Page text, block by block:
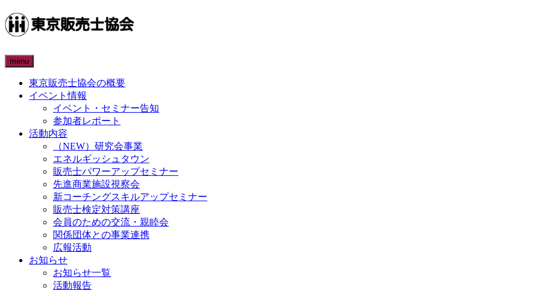
menu
東京販売士協会の概要
イベント情報
イベント・セミナー告知
参加者レポート
活動内容
（NEW）研究会事業
エネルギッシュタウン
販売士パワーアップセミナー
先進商業施設視察会
新コーチングスキルアップセミナー
販売士検定対策講座
会員のための交流・親睦会
関係団体との事業連携
広報活動
お知らせ
お知らせ一覧
活動報告